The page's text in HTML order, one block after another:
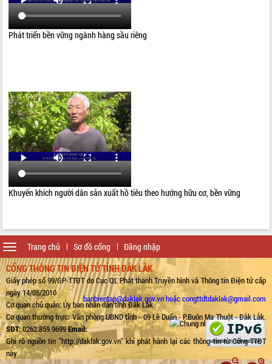
Phát triển bền vững ngành hàng sầu riêng
Khuyến khích người dân sản xuất hồ tiêu theo hướng hữu cơ, bền vững
Trang chủ Sơ đồ cổng Đăng nhập
Toggle
navigation
CỔNG THÔNG TIN ĐIỆN TỬ TỈNH ĐẮK LẮK
Giấy phép số 99/GP-TTĐT do Cục QL Phát thanh Truyền hình và Thông tin Điện tử cấp
ngày 14/05/2010
Cơ quan chủ quản: Ủy ban nhân dân tỉnh Đắk Lắk
Cơ quan thường trực: Văn phòng UBND tỉnh - 09 Lê Duẩn - P.Buôn Ma Thuột - Đắk Lắk.
SĐT:0262.859.9699Email:
banbientap@daklak.gov.vn hoặc congttdtdaklak@gmail.com
Ghi rõ nguồn tin "http://daklak.gov.vn" khi phát hành lại các thông tin từ Cổng TTĐT
này